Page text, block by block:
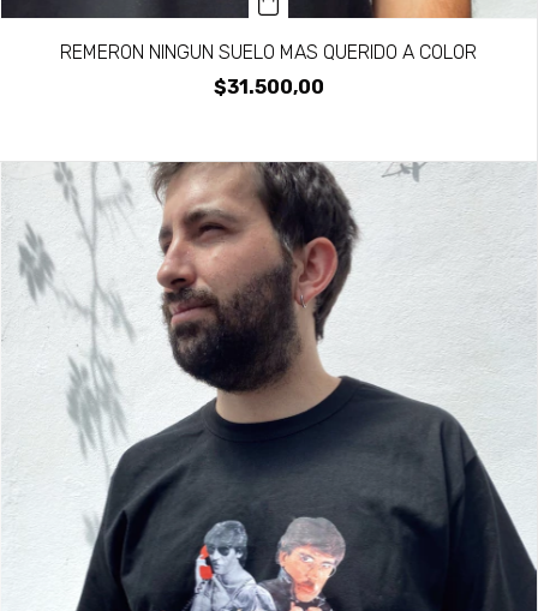
REMERON NINGUN SUELO MAS QUERIDO A COLOR
$31.500,00